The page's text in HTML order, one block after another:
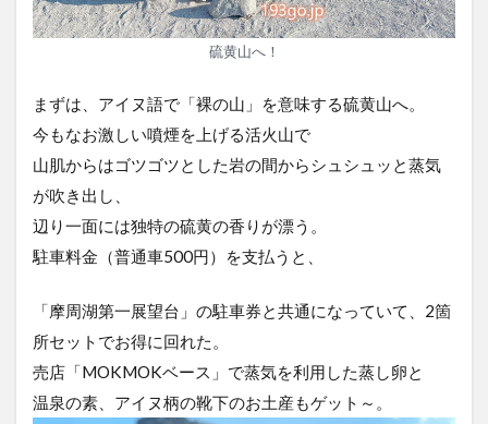
硫黄山へ！
まずは、アイヌ語で「裸の山」を意味する硫黄山へ。
今もなお激しい噴煙を上げる活火山で
山肌からはゴツゴツとした岩の間からシュシュッと蒸気
が吹き出し、
辺り一面には独特の硫黄の香りが漂う。
駐車料金（普通車500円）を支払うと、
「摩周湖第一展望台」の駐車券と共通になっていて、2箇
所セットでお得に回れた。
売店「MOKMOKベース」で蒸気を利用した蒸し卵と
温泉の素、アイヌ柄の靴下のお土産もゲット～。